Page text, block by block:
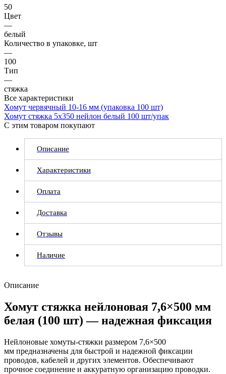
50
Цвет
—
белый
Количество в упаковке, шт
—
100
Тип
—
стяжка
Все характеристики
Хомут червячный 10-16 мм (упаковка 100 шт)
Хомут стяжка 5х350 нейлон белый 100 шт/упак
С этим товаром покупают
Описание
Характеристики
Оплата
Доставка
Отзывы
Наличие
Описание
Хомут стяжка нейлоновая 7,6×500 мм
белая (100 шт) — надежная фиксация
Нейлоновые хомуты-стяжки размером 7,6×500
мм предназначены для быстрой и надежной фиксации
проводов, кабелей и других элементов. Обеспечивают
прочное соединение и аккуратную организацию проводки.